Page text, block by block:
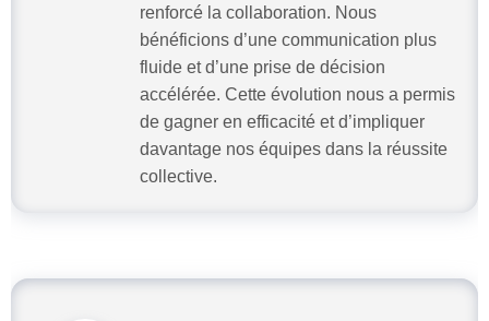
renforcé la collaboration. Nous
bénéficions d’une communication plus
fluide et d’une prise de décision
accélérée. Cette évolution nous a permis
de gagner en efficacité et d’impliquer
davantage nos équipes dans la réussite
collective.